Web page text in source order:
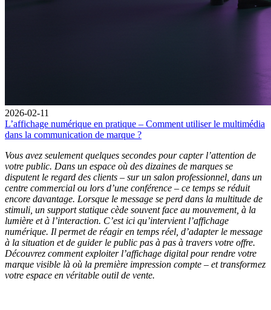
2026-02-11
L’affichage numérique en pratique – Comment utiliser le multimédia
dans la communication de marque ?
Vous avez seulement quelques secondes pour capter l’attention de
votre public. Dans un espace où des dizaines de marques se
disputent le regard des clients – sur un salon professionnel, dans un
centre commercial ou lors d’une conférence – ce temps se réduit
encore davantage. Lorsque le message se perd dans la multitude de
stimuli, un support statique cède souvent face au mouvement, à la
lumière et à l’interaction. C’est ici qu’intervient l’affichage
numérique. Il permet de réagir en temps réel, d’adapter le message
à la situation et de guider le public pas à pas à travers votre offre.
Découvrez comment exploiter l’affichage digital pour rendre votre
marque visible là où la première impression compte – et transformez
votre espace en véritable outil de vente.